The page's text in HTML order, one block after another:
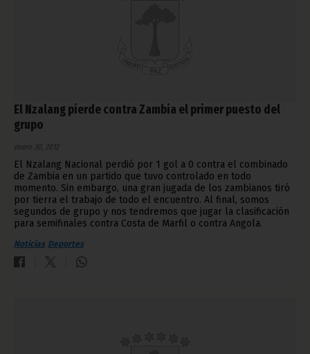
El Nzalang pierde contra Zambia el primer puesto del
grupo
enero 30, 2012
El Nzalang Nacional perdió por 1 gol a 0 contra el combinado
de Zambia en un partido que tuvo controlado en todo
momento. Sin embargo, una gran jugada de los zambianos tiró
por tierra el trabajo de todo el encuentro. Al final, somos
segundos de grupo y nos tendremos que jugar la clasificación
para semifinales contra Costa de Marfil o contra Angola.
Noticias Deportes